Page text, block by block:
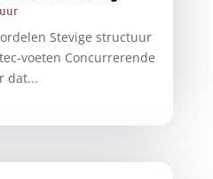
Stevige structuur
voeten Concurrerende
dat...